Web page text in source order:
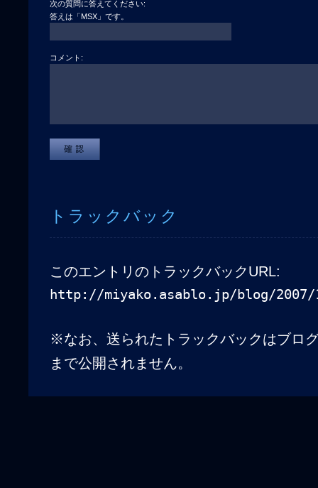
次の質問に答えてください:
答えは「MSX」です。
コメント:
トラックバック
このエントリのトラックバックURL:
http://miyako.asablo.jp/blog/2007/
※なお、送られたトラックバックはブロ
まで公開されません。